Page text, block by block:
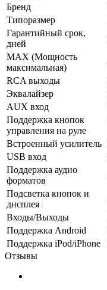
Бренд
Типоразмер
Гарантийный срок,
дней
MAX (Мощность
максимальная)
RCA выходы
Эквалайзер
AUX вход
Поддержка кнопок
управления на руле
Встроенный усилитель
USB вход
Поддержка аудио
форматов
Подсветка кнопок и
дисплея
Входы/Выходы
Поддержка Android
Поддержка iPod/iPhone
Отзывы